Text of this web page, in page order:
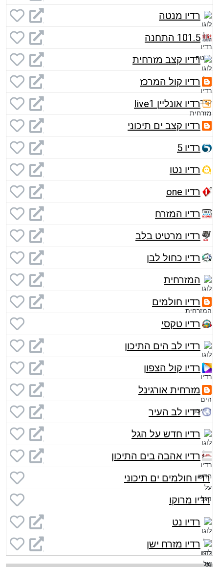
רדיו מנטה
101.5 התחנה
רדיו קצב מזרחית
רדיו קול המרכז
רדיו אונליין live1
רדיו קצב ים תיכוני
רדיו 5
רדיו נטו
רדיו one
רדיו המזרח
רדיו מרטיט בלב
רדיו כחול לבן
המזרחית
רדיו חולמים
רדיו טקסי
רדיו לב הים התיכון
רדיו קול הצפון
מזרחית אורגינל
רדיו לב העיר
רדיו חדש על הגל
רדיו אהבה בים התיכון
רדיו חולמים ים תיכוני
רדיו מרוקו
רדיו נט
רדיו מזרח ישן